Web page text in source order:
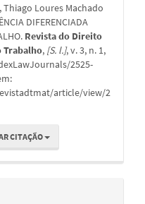
Thiago Loures Machado
DIFERENCIADA
Revista do Direito
Trabalho, [S. l.], v. 3, n. 1,
2525-
article/view/2
CITAÇÃO